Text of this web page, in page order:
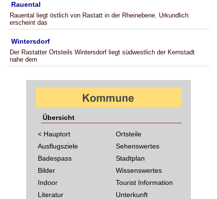
Rauental
Rauental liegt östlich von Rastatt in der Rheinebene. Urkundlich
erscheint das
Wintersdorf
Der Rastatter Ortsteils Wintersdorf liegt südwestlich der Kernstadt
nahe dem
Übersicht
< Hauptort
Ausflugsziele
Badespass
Bilder
Indoor
Literatur
Ortsteile
Sehenswertes
Stadtplan
Wissenswertes
Tourist Information
Unterkunft